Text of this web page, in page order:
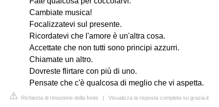
Cambiate musica!
Focalizzatevi sul presente.
Ricordatevi che l'amore è un'altra cosa.
Accettate che non tutti sono principi azzurri.
Chiamate un altro.
Dovreste flirtare con più di uno.
Pensate che c'è qualcosa di meglio che vi aspetta.
Richiesta di rimozione della fonte | Visualizza la risposta completa su grazia.it